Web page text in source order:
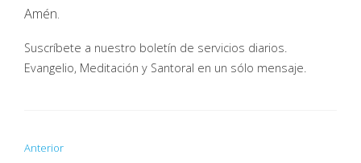
Amén.
Suscríbete a nuestro boletín de servicios diarios.
Evangelio, Meditación y Santoral en un sólo mensaje.
Anterior